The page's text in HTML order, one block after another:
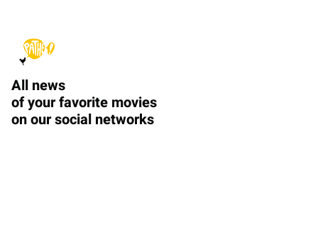
All news
of your favorite movies
on our social networks